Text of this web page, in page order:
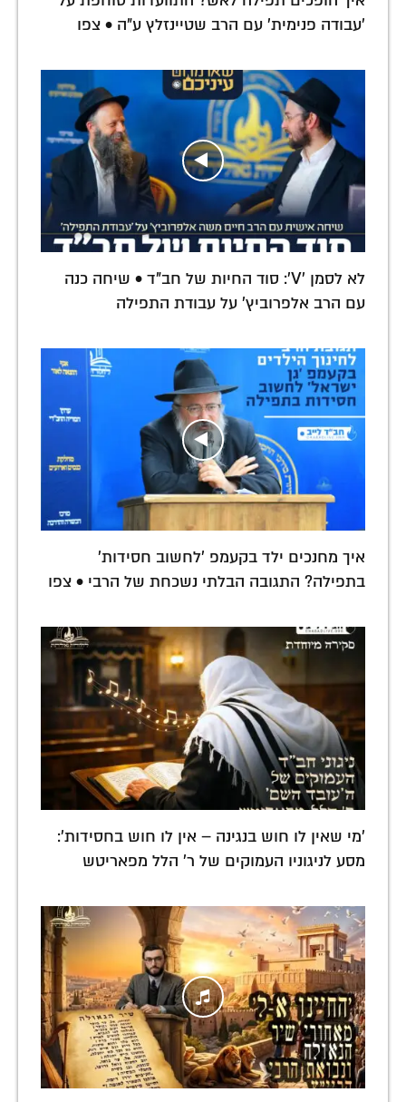
'עבודה פנימית' עם הרב שטיינזלץ ע"ה • צפו
לא לסמן 'V': סוד החיות של חב"ד • שיחה כנה
עם הרב אלפרוביץ' על עבודת התפילה
איך מחנכים ילד בקעמפ 'לחשוב חסידות'
בתפילה? התגובה הבלתי נשכחת של הרבי • צפו
'מי שאין לו חוש בנגינה – אין לו חוש בחסידות':
מסע לניגוניו העמוקים של ר' הלל מפאריטש